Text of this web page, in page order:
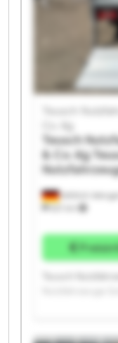
Gmbh & Co. Kg
Teusch
Nutzfahrzeuge
Gmbh & Co. Kg
Wittlich-
621 km
Teusch
Teusch
& Co. Kg
Gmbh & Co. Kg
Nutzfahrzeuge